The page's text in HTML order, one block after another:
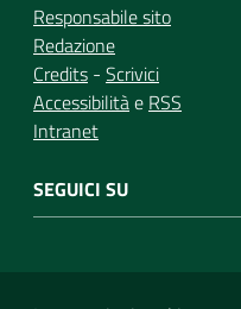
Responsabile sito
Redazione
Credits - Scrivici
Accessibilitàe RSS
Intranet
SEGUICI SU